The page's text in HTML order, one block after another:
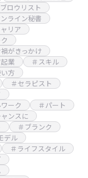
ロウリスト
ライン秘書
リア
がきっかけ
業
＃スキル
方
＃セラピスト
ーク
＃パート
ンスに
＃ブランク
デル
＃ライフスタイル